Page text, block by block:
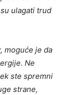
ulagati trud
, moguće je da
Ne
ste spremni
strane,